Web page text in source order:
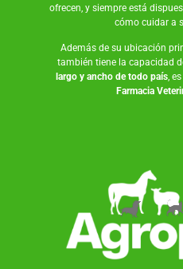
ofrecen, y siempre está
cómo cuidar a
Además de su ubicación
también tiene la capacidad
largo y ancho de todo país,
Farmacia